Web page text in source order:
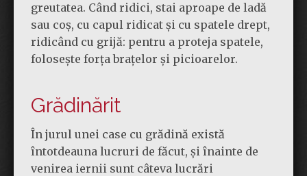
greutatea. Când ridici, stai aproape de ladă
sau coș, cu capul ridicat și cu spatele drept,
ridicând cu grijă: pentru a proteja spatele,
folosește forța brațelor și picioarelor.
Grădinărit
În jurul unei case cu grădină există
întotdeauna lucruri de făcut, și înainte de
venirea iernii sunt câteva lucrări